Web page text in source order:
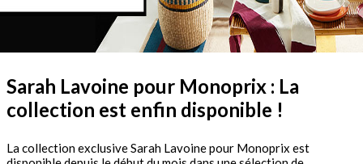
Sarah Lavoine pour Monoprix : La
collection est enfin disponible !
La collection exclusive Sarah Lavoine pour Monoprix est